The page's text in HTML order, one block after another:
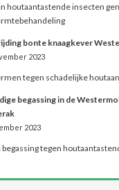
houtaantastende insecten
bonte knaagkever
2023
tegen schadelijke
begassing in de
2023
tegen